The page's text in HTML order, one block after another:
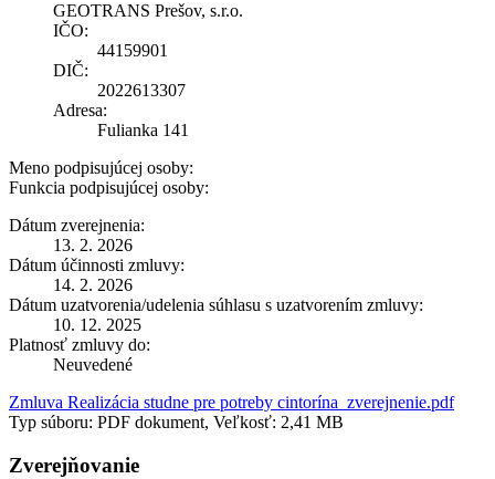
GEOTRANS Prešov, s.r.o.
IČO:
44159901
DIČ:
2022613307
Adresa:
Fulianka 141
Meno podpisujúcej osoby:
Funkcia podpisujúcej osoby:
Dátum zverejnenia:
13. 2. 2026
Dátum účinnosti zmluvy:
14. 2. 2026
Dátum uzatvorenia/udelenia súhlasu s uzatvorením zmluvy:
10. 12. 2025
Platnosť zmluvy do:
Neuvedené
Zmluva Realizácia studne pre potreby cintorína_zverejnenie.pdf
Typ súboru: PDF dokument, Veľkosť: 2,41 MB
Zverejňovanie